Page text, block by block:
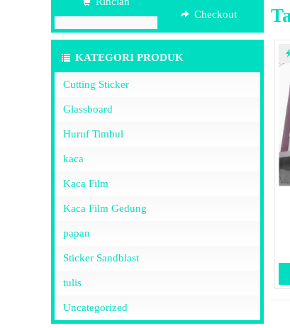
Checkout
KATEGORI PRODUK
Cutting Sticker
Glassboard
Huruf Timbul
kaca
Kaca Film
Kaca Film Gedung
papan
Sticker Sandblast
tulis
Uncategorized